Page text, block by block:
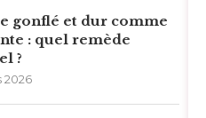
gonflé et dur comme
: quel remède
?
2026